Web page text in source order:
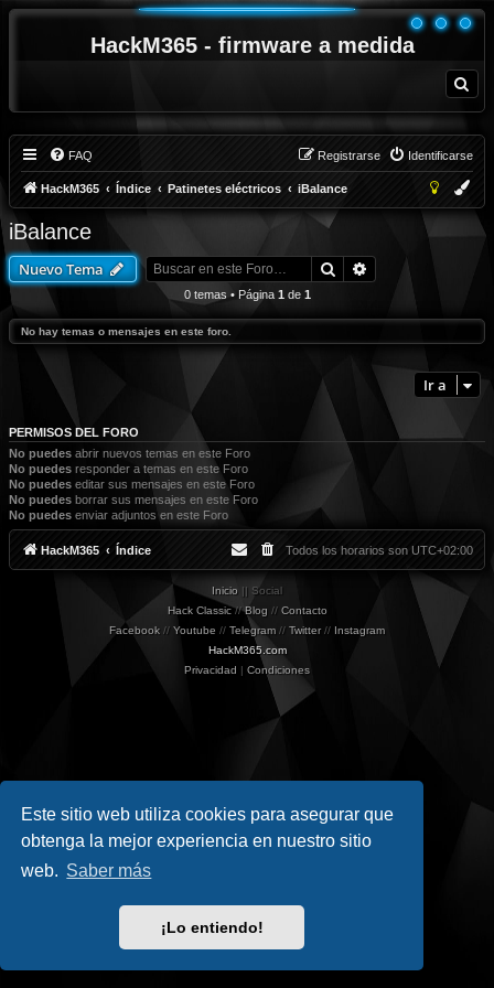
Este sitio web utiliza cookies para asegurar que
obtenga la mejor experiencia en nuestro sitio
web. Saber más
¡Lo entiendo!
HackM365 - firmware a medida
u
FAQ Identificarse
Registrarse
HackM365 Índice Patinetes eléctricos iBalance
iBalance
Nuevo Tema Buscar
0 temas • Página 1 de 1
No hay temas o mensajes en este foro.
Ir a
PERMISOS DEL FORO
No puedes abrir nuevos temas en este Foro
No puedes responder a temas en este Foro
No puedes editar sus mensajes en este Foro
No puedes borrar sus mensajes en este Foro
No puedes enviar adjuntos en este Foro
HackM365 Índice Todos los horarios son UTC+02:00
Inicio || Social
Hack Classic//Blog // Contacto
Facebook // Youtube // Telegram // Twitter// Instagram
HackM365.com
Privacidad | Condiciones